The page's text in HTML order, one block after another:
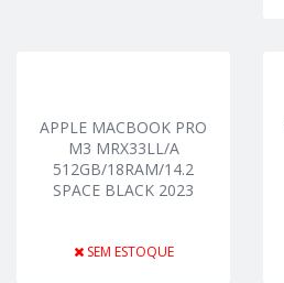
APPLE MACBOOK PRO
M3 MRX33LL/A
512GB/18RAM/14.2
SPACE BLACK 2023
SEM ESTOQUE